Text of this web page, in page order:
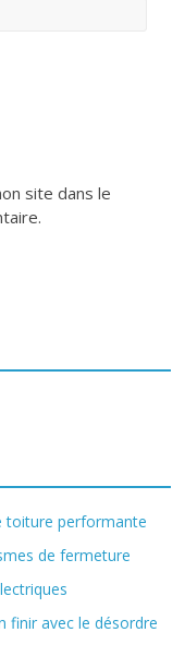
site dans le
toiture performante
de fermeture
finir avec le désordre